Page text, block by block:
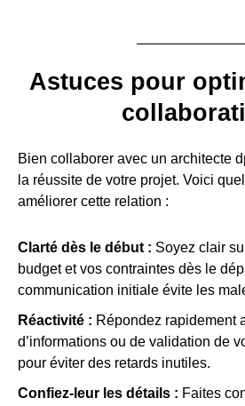
Astuces pour
Bien collaborer avec un architecte
la réussite de votre projet. Voici
améliorer cette relation :
Clarté dès le début : Soyez clair
budget et vos contraintes dès le
communication initiale évite les
Réactivité : Répondez rapidement
d’informations ou de validation de
pour éviter des retards inutiles.
Confiez-leur les détails : Faites